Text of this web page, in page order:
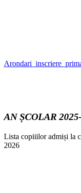
AN ȘCOLAR
Lista copiiilor admiși la
2026